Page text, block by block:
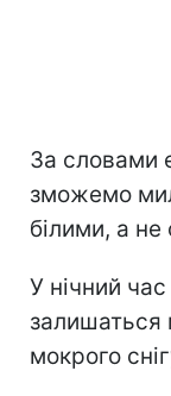
За словами
зможемо
білими, а
У нічний
залишаться
мокрого